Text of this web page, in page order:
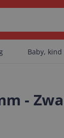
Baby,
-